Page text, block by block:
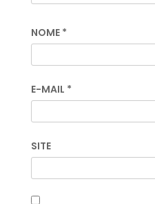
NOME *
E-MAIL *
SITE